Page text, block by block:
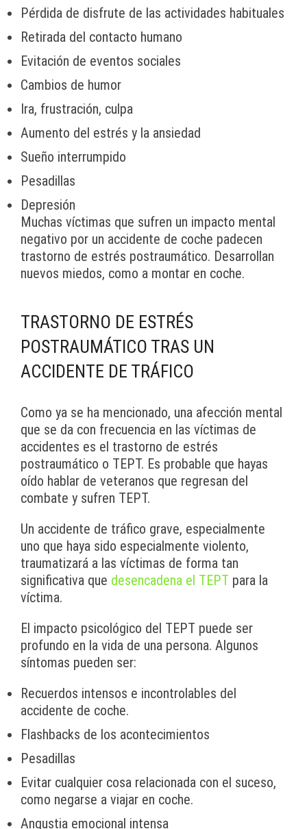
Pérdida de disfrute de las actividades habituales
Retirada del contacto humano
Evitación de eventos sociales
Cambios de humor
Ira, frustración, culpa
Aumento del estrés y la ansiedad
Sueño interrumpido
Pesadillas
Depresión
Muchas víctimas que sufren un impacto mental
negativo por un accidente de coche padecen
trastorno de estrés postraumático. Desarrollan
nuevos miedos, como a montar en coche.
TRASTORNO DE ESTRÉS
POSTRAUMÁTICO TRAS UN
ACCIDENTE DE TRÁFICO
Como ya se ha mencionado, una afección mental
que se da con frecuencia en las víctimas de
accidentes es el trastorno de estrés
postraumático o TEPT. Es probable que hayas
oído hablar de veteranos que regresan del
combate y sufren TEPT.
Un accidente de tráfico grave, especialmente
uno que haya sido especialmente violento,
traumatizará a las víctimas de forma tan
significativa que desencadena el TEPT para la
víctima.
El impacto psicológico del TEPT puede ser
profundo en la vida de una persona. Algunos
síntomas pueden ser:
Recuerdos intensos e incontrolables del
accidente de coche.
Flashbacks de los acontecimientos
Pesadillas
Evitar cualquier cosa relacionada con el suceso,
como negarse a viajar en coche.
Angustia emocional intensa